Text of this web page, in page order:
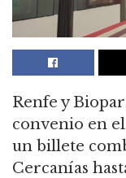
Renfe y
convenio en
un billete
Cercanías